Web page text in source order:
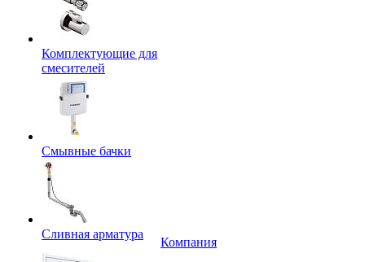
Комплектующие для
смесителей
Смывные бачки
Сливная арматура
Компания